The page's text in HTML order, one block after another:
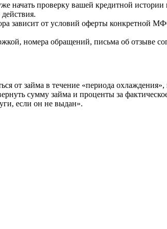
начать проверку вашей кредитной
зависит от условий оферты конкретной
номера обращений, письма об отзыве
от займа в течение «периода
сумму займа и проценты за
если он не выдан».